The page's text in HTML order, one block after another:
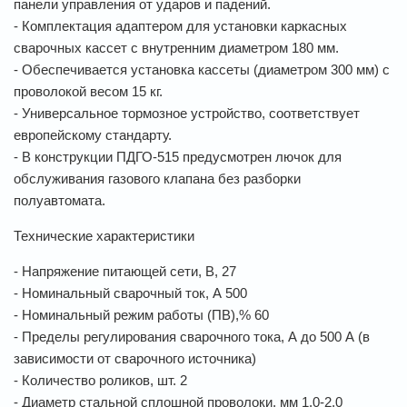
панели управления от ударов и падений.
- Комплектация адаптером для установки каркасных
сварочных кассет с внутренним диаметром 180 мм.
- Обеспечивается установка кассеты (диаметром 300 мм) с
проволокой весом 15 кг.
- Универсальное тормозное устройство, соответствует
европейскому стандарту.
- В конструкции ПДГО-515 предусмотрен лючок для
обслуживания газового клапана без разборки
полуавтомата.
Технические характеристики
- Напряжение питающей сети, В, 27
- Номинальный сварочный ток, А 500
- Номинальный режим работы (ПВ),% 60
- Пределы регулирования сварочного тока, А до 500 А (в
зависимости от сварочного источника)
- Количество роликов, шт. 2
- Диаметр стальной сплошной проволоки, мм 1,0-2,0